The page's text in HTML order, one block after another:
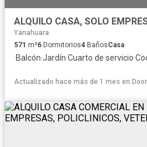
ALQUILO CASA, SOLO
Yanahuara
571 m²6 Dormitorios4 BañosCasa
·Balcón·Jardín·Cuarto de servicio·
Actualizado hace más de 1 mes en